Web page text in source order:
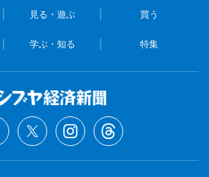
見る・遊ぶ 買う
学ぶ・知る 特集